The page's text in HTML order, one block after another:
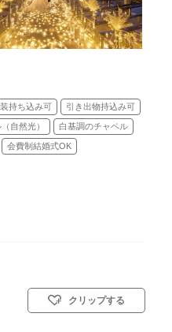
持ち込み可 引き出物持込み可
自然光） 白基調のチャペル
会費制結婚式OK
式(キリスト教式)／人前式／仏前式
クリップする